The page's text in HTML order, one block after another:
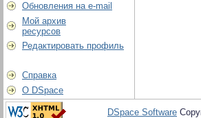
Обновления на e-mail
Мой архив
ресурсов
Редактировать профиль
Справка
О DSpace
DSpace Software